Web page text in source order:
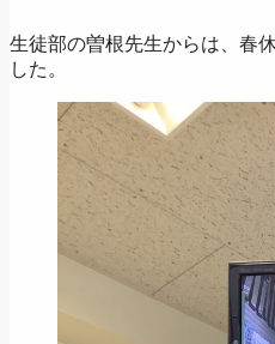
生徒部の曽根先生からは、春
した。